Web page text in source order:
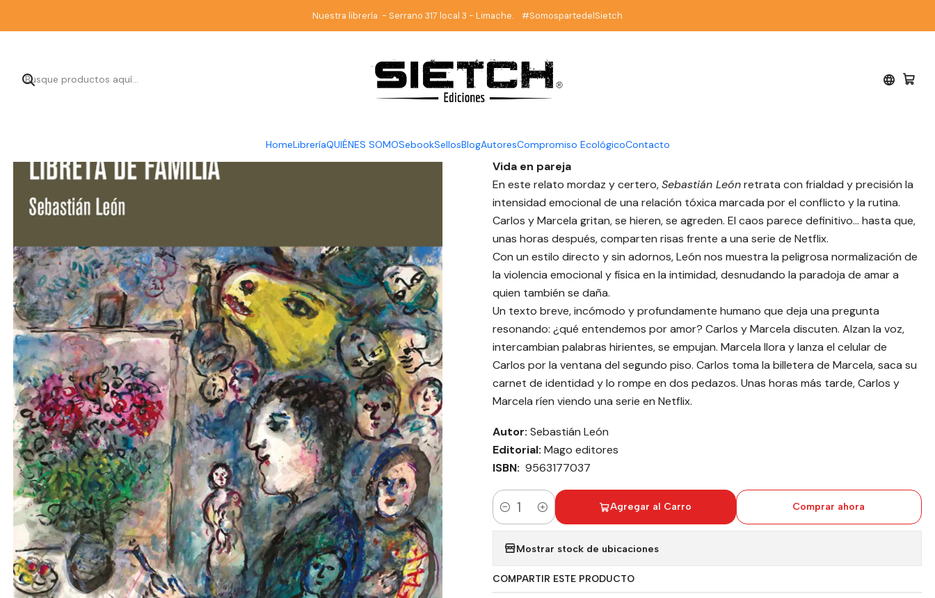
HomeLibreríaQUIÉNES SOMOSebookSellosBlogAutoresCompromiso EcológicoContacto
Nuestra librería - Serrano 317 local 3 - Limache. #SomospartedelSietch
Librería Novela Chilena Libreta de familia - Sebastián León - Mago Editores
|
Libreta de familia - Sebastián
León - Mago Editores
DESCRIPCIÓN
Vida en pareja
En este relato mordaz y certero,Sebastián Leónretrata con frialdad y precisión la
intensidad emocional de una relación tóxica marcada por el conflicto y la rutina.
Carlos y Marcela gritan, se hieren, se agreden. El caos parece definitivo… hasta que,
unas horas después, comparten risas frente a una serie de Netflix.
Con un estilo directo y sin adornos, León nos muestra la peligrosa normalización de
la violencia emocional y física en la intimidad, desnudando la paradoja de amar a
quien también se daña.
Un texto breve, incómodo y profundamente humano que deja una pregunta
resonando: ¿qué entendemos por amor? Carlos y Marcela discuten. Alzan la voz,
intercambian palabras hirientes, se empujan. Marcela llora y lanza el celular de
Carlos por la ventana del segundo piso. Carlos toma la billetera de Marcela, saca su
carnet de identidad y lo rompe en dos pedazos. Unas horas más tarde, Carlos y
Marcela ríen viendo una serie en Netflix.
Autor: Sebastián León
Editorial: Mago editores
ISBN: 9563177037
Cantidad
Agregar al Carro Comprar ahora
Mostrar stock de ubicaciones
COMPARTIR ESTE PRODUCTO